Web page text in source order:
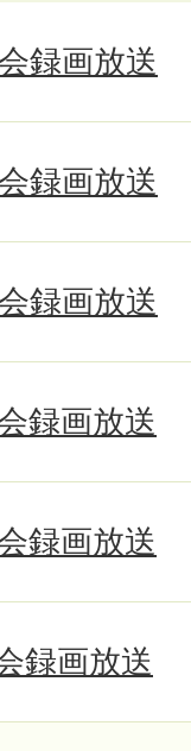
録画放送
録画放送
録画放送
録画放送
録画放送
録画放送